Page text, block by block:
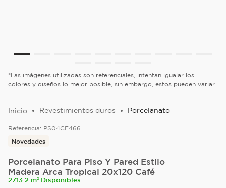
*Las imágenes utilizadas son referenciales, intentan igualar los
colores y diseños lo mejor posible, sin embargo, estos pueden variar
Revestimientos duros Porcelanato
Referencia: PS04CF466
Novedades
Porcelanato Para Piso Y Pared Estilo
Madera Arca Tropical 20x120 Café
2713.2 m² Disponibles